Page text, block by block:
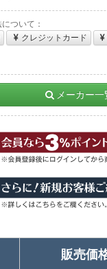
ついて：
クレジットカード
メーカー
販売価